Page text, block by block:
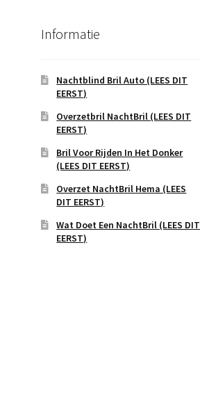
Informatie
Nachtblind Bril Auto (LEES DIT
EERST)
Overzetbril NachtBril (LEES DIT
EERST)
Bril Voor Rijden In Het Donker
(LEES DIT EERST)
Overzet NachtBril Hema (LEES
DIT EERST)
Wat Doet Een NachtBril (LEES DIT
EERST)